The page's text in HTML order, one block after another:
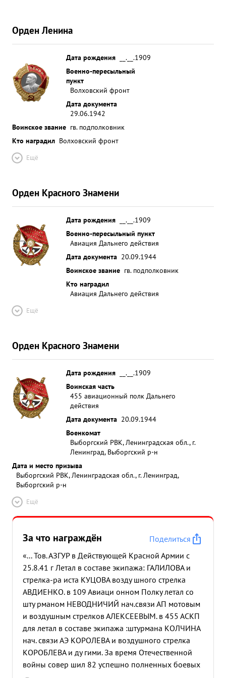
За отличное выполнение боевых заданий имеет 4
благодарности от высшего командования и
денежное вознаграждение от командования
дивизии. За отличное выполнение боевых
заданий командования и проявленные при этом
мужество и отвагу представляю к
правительственной награде. ...»
Орден Ленина
Дата рождения
__.__.1909
Военно-пересыльный
пункт
Волховский фронт
Дата документа
29.06.1942
Воинское звание гв. подполковник
Кто наградил Волховский фронт
Ещё
Орден Красного Знамени
Дата рождения
__.__.1909
Военно-пересыльный пункт
Авиация Дальнего действия
Дата документа 20.09.1944
Воинское звание гв. подполковник
Кто наградил
Авиация Дальнего действия
Ещё
Орден Красного Знамени
Дата рождения
__.__.1909
Воинская часть
455 авиационный полк Дальнего
действия
Дата документа 20.09.1944
Военкомат
Выборгский РВК, Ленинградская обл., г.
Ленинград, Выборгский р-н
Дата и место призыва
Выборгский РВК, Ленинградская обл., г. Ленинград,
Выборгский р-н
Ещё
За что награждён
Поделиться
«... Тов. АЗГУР в Действующей Красной Армии с
25.8.41 г Летал в составе экипажа: ГАЛИЛОВА и
стрелка-ра иста КУЦОВА возду шного стрелка
АВДИЕНКО. в 109 Авиаци онном Полку летал со
шту рманом НЕВОДНИЧИЙ нач.связи АП мотовым
и воздушным стрелков АЛЕКСЕЕВЫМ. в 455 АСКП
для летал в составе экипажа :штурмана КОЛЧИНА
нач. связи АЭ КОРОЛЕВА и воздушного стрелка
КОРОБЛЕВА и ду гими. За время Отечественной
войны совер шил 82 успешно полненных боевых